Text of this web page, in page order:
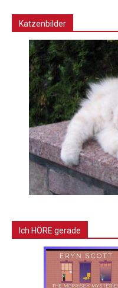
Katzenbilder
Ich HÖRE gerade